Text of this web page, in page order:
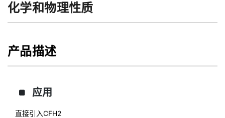
化学和物理性质
产品描述
应用
直接引入CFH2